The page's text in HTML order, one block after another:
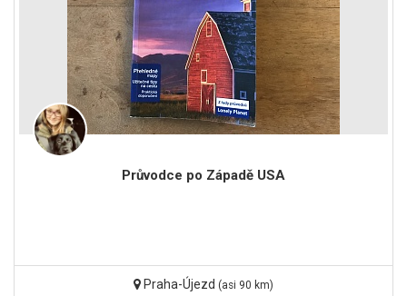
Průvodce po Západě USA
Praha-Újezd (asi 90 km)